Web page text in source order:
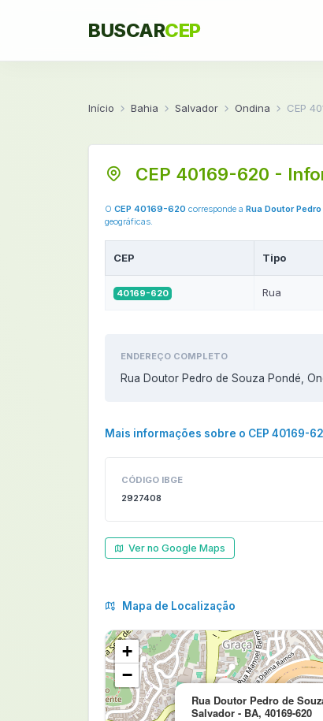
BUSCARCEP
Início Bahia Salvador Ondina CEP
CEP 40169-620 -
O CEP 40169-620 corresponde a Rua Doutor
geográficas.
CEP Tipo
40169-620 Rua
ENDEREÇO COMPLETO
Rua Doutor Pedro de Souza Pondé,
Mais informações sobre o CEP 40169-
CÓDIGO IBGE
2927408
Ver no Google Maps
Mapa de Localização
Rua Doutor Pedro de
Salvador - BA, 40169-620
+
−